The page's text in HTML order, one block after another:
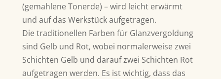
(gemahlene Tonerde) – wird leicht erwärmt
und auf das Werkstück aufgetragen.
Die traditionellen Farben für Glanzvergoldung
sind Gelb und Rot, wobei normalerweise zwei
Schichten Gelb und darauf zwei Schichten Rot
aufgetragen werden. Es ist wichtig, dass das